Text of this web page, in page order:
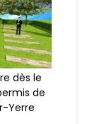
dès le
de
Yerre